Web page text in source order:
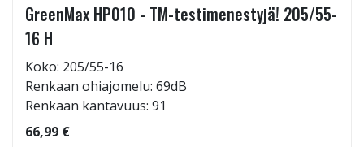
GreenMax HP010 - TM-testimenestyjä! 205/55-
16 H
Koko: 205/55-16
Renkaan ohiajomelu: 69dB
Renkaan kantavuus: 91
66,99 €